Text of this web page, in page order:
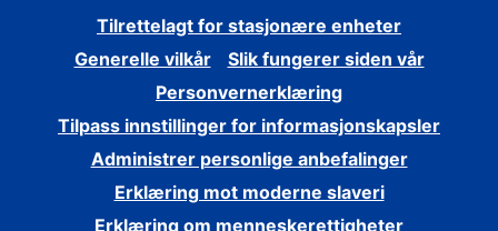
Tilrettelagt for stasjonære enheter
Generelle vilkår
Slik fungerer siden vår
Personvernerklæring
Tilpass innstillinger for informasjonskapsler
Administrer personlige anbefalinger
Erklæring mot moderne slaveri
Erklæring om menneskerettigheter